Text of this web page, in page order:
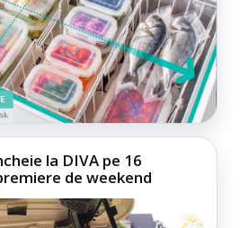
la DIVA pe 16
de weekend